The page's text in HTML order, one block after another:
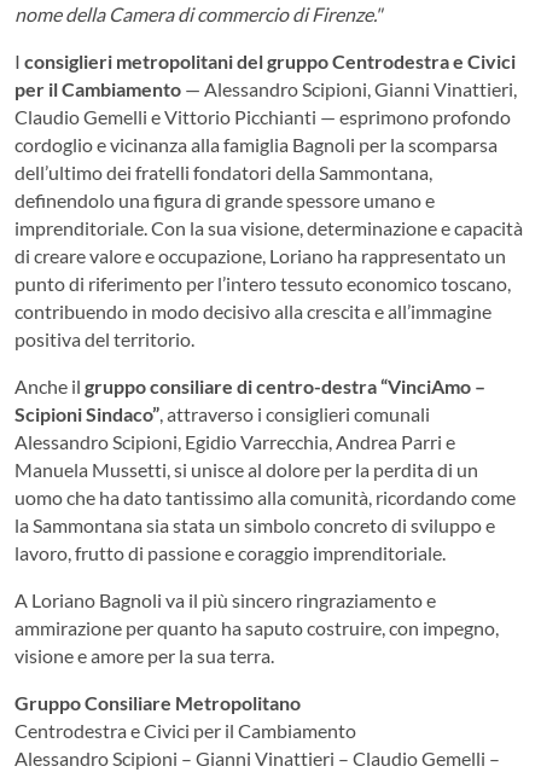
nome della Camera di commercio di Firenze."
I consiglieri metropolitani del gruppo Centrodestra e Civici
per il Cambiamento — Alessandro Scipioni, Gianni Vinattieri,
Claudio Gemelli e Vittorio Picchianti — esprimono profondo
cordoglio e vicinanza alla famiglia Bagnoli per la scomparsa
dell’ultimo dei fratelli fondatori della Sammontana,
definendolo una figura di grande spessore umano e
imprenditoriale. Con la sua visione, determinazione e capacità
di creare valore e occupazione, Loriano ha rappresentato un
punto di riferimento per l’intero tessuto economico toscano,
contribuendo in modo decisivo alla crescita e all’immagine
positiva del territorio.
Anche il gruppo consiliare di centro-destra “VinciAmo –
Scipioni Sindaco”, attraverso i consiglieri comunali
Alessandro Scipioni, Egidio Varrecchia, Andrea Parri e
Manuela Mussetti, si unisce al dolore per la perdita di un
uomo che ha dato tantissimo alla comunità, ricordando come
la Sammontana sia stata un simbolo concreto di sviluppo e
lavoro, frutto di passione e coraggio imprenditoriale.
A Loriano Bagnoli va il più sincero ringraziamento e
ammirazione per quanto ha saputo costruire, con impegno,
visione e amore per la sua terra.
Gruppo Consiliare Metropolitano
Centrodestra e Civici per il Cambiamento
Alessandro Scipioni – Gianni Vinattieri – Claudio Gemelli –